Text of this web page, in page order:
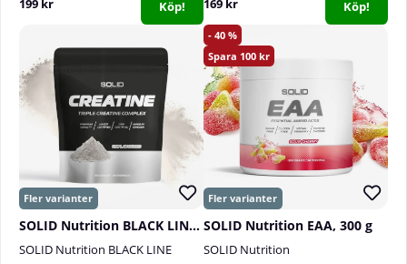
Köp! Köp!
SOLID Nutrition BLACK LINE Creatine, 400 g
SOLID Nutrition BLACK LINE
40
100
SOLID Nutrition EAA, 300 g
SOLID Nutrition